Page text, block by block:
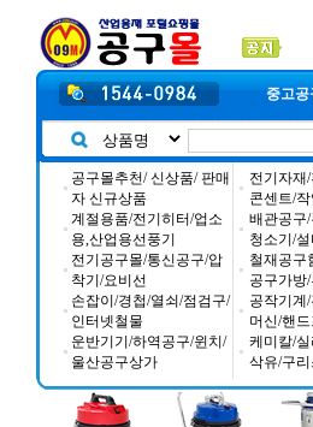
중고공
공구몰추천/ 신상품/ 판매
자 신규상품
계절용품/전기히터/업소
용,산업용선풍기
전기공구몰/통신공구/압
착기/요비선
손잡이/경첩/열쇠/점검구/
인터넷철물
운반기기/하역공구/윈치/
울산공구상가
전기자재
콘센트/
배관공구
청소기/
철재공구
공구가방
공작기계
머신/핸
케미칼/
삭유/구리